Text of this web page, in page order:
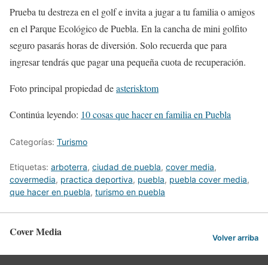
Prueba tu destreza en el golf e invita a jugar a tu familia o amigos
en el Parque Ecológico de Puebla. En la cancha de mini golfito
seguro pasarás horas de diversión. Solo recuerda que para
ingresar tendrás que pagar una pequeña cuota de recuperación.
Foto principal propiedad deasterisktom
Continúa leyendo: 10 cosas que hacer en familia en Puebla
Categorías: Turismo
Etiquetas: arboterra, ciudad de puebla, cover media,
covermedia, practica deportiva, puebla, puebla cover media,
que hacer en puebla, turismo en puebla
Cover Media Volver arriba